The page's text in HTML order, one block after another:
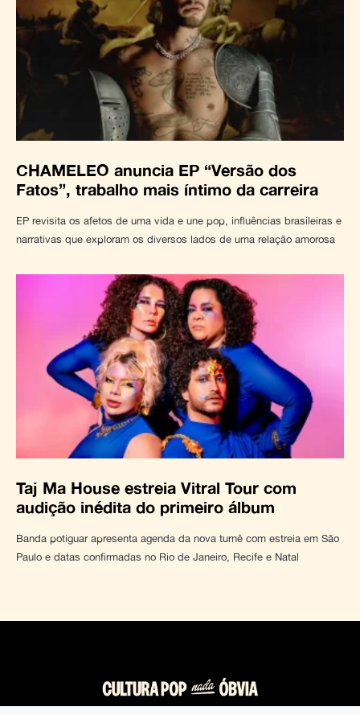
CHAMELEO anuncia EP “Versão dos
Fatos”, trabalho mais íntimo da carreira
EP revisita os afetos de uma vida e une pop, influências brasileiras e
narrativas que exploram os diversos lados de uma relação amorosa
Taj Ma House estreia Vitral Tour com
audição inédita do primeiro álbum
Banda potiguar apresenta agenda da nova turnê com estreia em São
Paulo e datas confirmadas no Rio de Janeiro, Recife e Natal